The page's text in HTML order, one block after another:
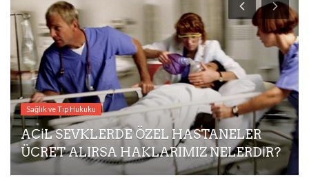
Sağlık ve Tıp Hukuku
ACİL SEVKLERDE ÖZEL HASTANELER
ÜCRET ALIRSA HAKLARIMIZ NELERDİR?